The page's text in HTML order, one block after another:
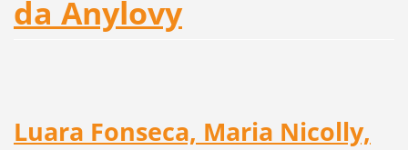
da Anylovy
Luara Fonseca, Maria Nicolly,